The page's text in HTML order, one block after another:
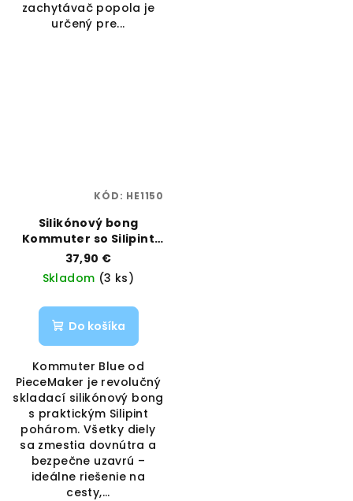
zachytávač popola je
určený pre...
Silikónový bong
Kommuter so Silipint
pohárom – Blue |
PieceMaker | Vaporama
37,90 €
Skladom (3 ks)
Do košíka
Kommuter Blue od
PieceMaker je revolučný
skladací silikónový bong
s praktickým Silipint
pohárom. Všetky diely
sa zmestia dovnútra a
bezpečne uzavrú –
ideálne riešenie na
cesty,...
KÓD: HE1150